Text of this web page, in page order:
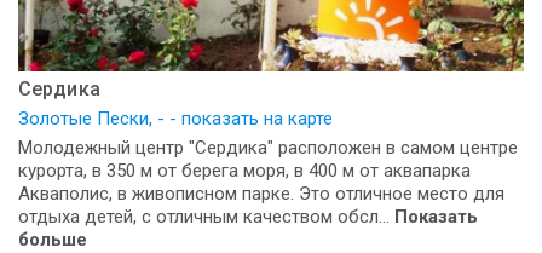
Сердика
Золотые Пески, - - показать на карте
Молодежный центр "Сердика" расположен в самом центре
курорта, в 350 м от берега моря, в 400 м от аквапарка
Акваполис, в живописном парке. Это отличное место для
отдыха детей, с отличным качеством обсл... Показать
больше